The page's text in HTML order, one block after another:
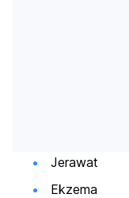
Jerawat
Ekzema